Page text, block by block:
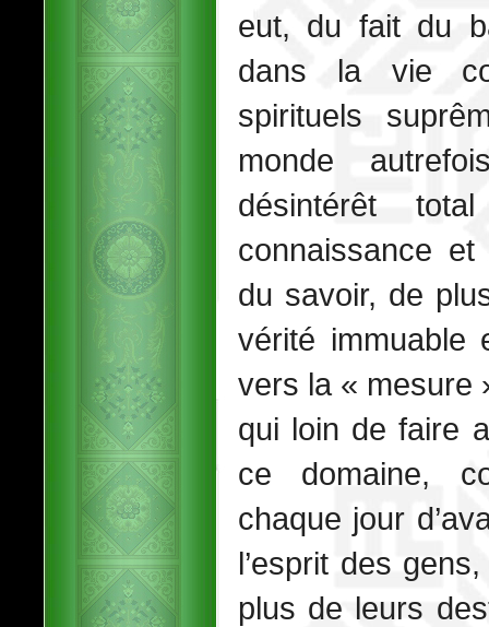
eut, du fait du
dans la vie
spirituels
monde
désintérêt
connaissance
du savoir, de
vérité immuable
vers la « mesure
qui loin de faire
ce domaine,
chaque jour
l’esprit des
plus de leurs